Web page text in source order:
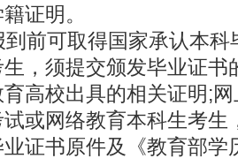
证明。
前可取得国家承认本
，须提交颁发毕业证书
高校出具的相关证明;
或网络教育本科生考生
证书原件及《教育部学